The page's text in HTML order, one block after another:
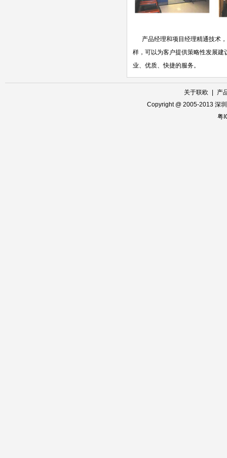
产品经理和项目经理精通技术，
样，可以为客户提供策略性发展
业、优质、快捷的服务。
关于联欧
产
Copyright @ 2005-2013 深
粤